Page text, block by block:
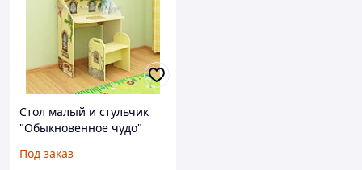
Стол малый и стульчик
"Обыкновенное чудо"
Под заказ